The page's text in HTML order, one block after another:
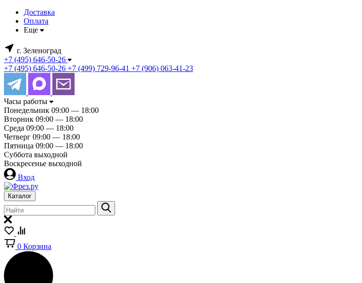
Доставка
Оплата
Еще
г. Зеленоград
+7 (495) 646-50-26
+7 (495) 646-50-26 +7 (499) 729-96-41 +7 (906) 063-41-23
Часы работы
Понедельник 09:00 — 18:00
Вторник 09:00 — 18:00
Среда 09:00 — 18:00
Четверг 09:00 — 18:00
Пятница 09:00 — 18:00
Суббота выходной
Воскресенье выходной
Вход
Каталог
0 Корзина